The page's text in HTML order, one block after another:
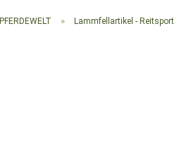
PFERDEWELT » Lammfellartikel - Reitsport